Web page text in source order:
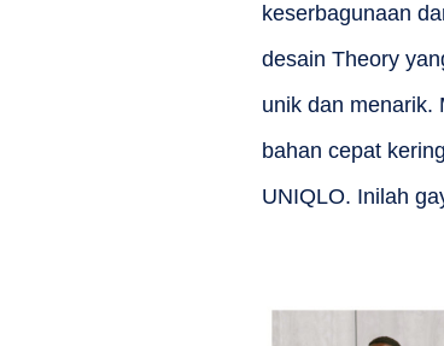
keserbagunaan
desain Theory
unik dan menarik.
bahan cepat
UNIQLO. Inilah